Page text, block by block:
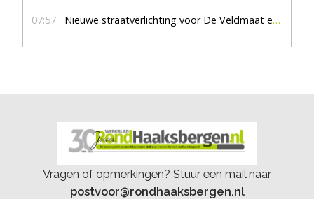
07:57 Nieuwe straatverlichting voor De Veldmaat en De Pas
Vragen of opmerkingen? Stuur een mail naar
postvoor@rondhaaksbergen.nl